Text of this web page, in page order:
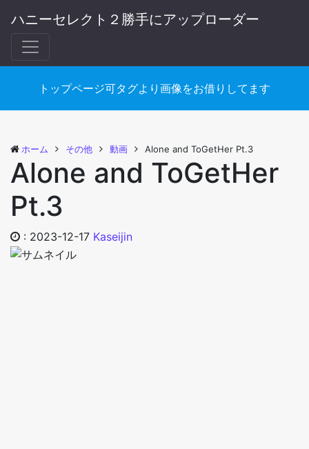
ハニーセレクト２勝手にアップローダー
トップページ可タグより画像をお借りしてます
ホーム その他 動画 Alone and ToGetHer Pt.3
Alone and ToGetHer
Pt.3
: 2023-12-17 Kaseijin